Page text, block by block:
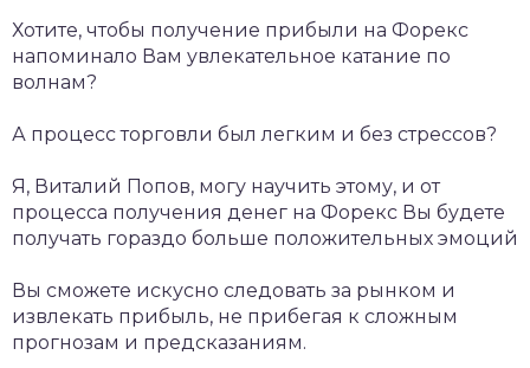
Хотите, чтобы получение прибыли на Форекс
напоминало Вам увлекательное катание по
волнам?
А процесс торговли был легким и без стрессов?
Я, Виталий Попов, могу научить этому, и от
процесса получения денег на Форекс Вы будете
получать гораздо больше положительных эмоций
Вы сможете искусно следовать за рынком и
извлекать прибыль, не прибегая к сложным
прогнозам и предсказаниям.